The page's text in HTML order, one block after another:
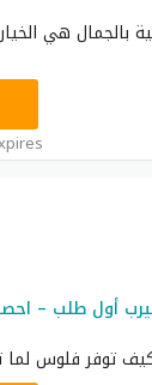
بالجمال هي
توفر فلوس لما